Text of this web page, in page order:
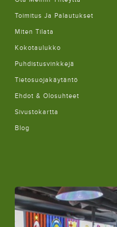
Toimitus Ja Palautukset
Miten Tilata
Kokotaulukko
Puhdistusvinkkejä
Tietosuojakäytäntö
Ehdot & Olosuhteet
Sivustokartta
Blog